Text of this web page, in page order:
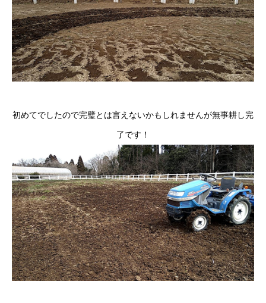
初めてでしたので完璧とは言えないかもしれませんが無事耕し完
了です！